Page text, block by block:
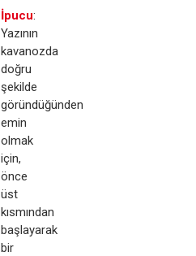
İpucu:
Yazının
kavanozda
doğru
şekilde
göründüğünden
emin
olmak
için,
önce
üst
kısmından
başlayarak
bir